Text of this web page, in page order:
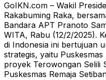
GoIKN.com – Wakil
Rakabuming Raka,
Bandara APT Pranoto
WITA, Rabu (12/2/2025).
di Indonesia ini bertujuan
strategis, yaitu Puskesmas
proyek Terowongan Selili
Puskesmas Remaja